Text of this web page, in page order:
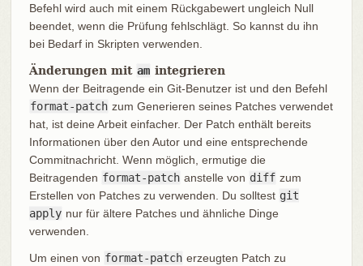
Befehl wird auch mit einem Rückgabewert ungleich Null
beendet, wenn die Prüfung fehlschlägt. So kannst du ihn
bei Bedarf in Skripten verwenden.
Änderungen mit am integrieren
Wenn der Beitragende ein Git-Benutzer ist und den Befehl
format-patch zum Generieren seines Patches verwendet
hat, ist deine Arbeit einfacher. Der Patch enthält bereits
Informationen über den Autor und eine entsprechende
Commitnachricht. Wenn möglich, ermutige die
Beitragenden format-patch anstelle von diff zum
Erstellen von Patches zu verwenden. Du solltest git
apply nur für ältere Patches und ähnliche Dinge
verwenden.
Um einen von format-patch erzeugten Patch zu